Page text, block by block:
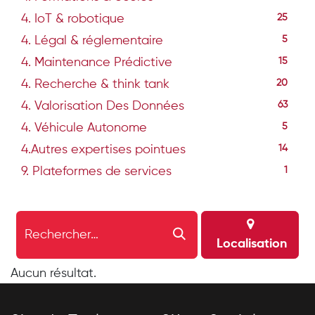
4. IoT & robotique 25
4. Légal & réglementaire 5
4. Maintenance Prédictive 15
4. Recherche & think tank 20
4. Valorisation Des Données 63
4. Véhicule Autonome 5
4.Autres expertises pointues 14
9. Plateformes de services
Localisation
Aucun résultat.